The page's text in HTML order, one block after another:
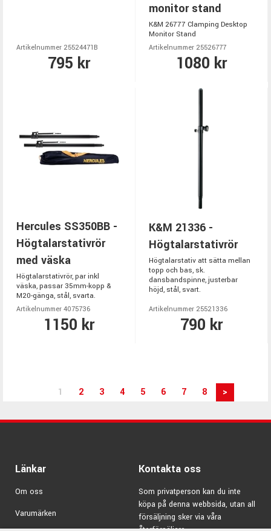
Artikelnummer 25524471B
795 kr
monitor stand
K&M 26777 Clamping Desktop
Monitor Stand
Artikelnummer 25526777
1080 kr
Hercules SS350BB -
Högtalarstativrör
med väska
Högtalarstativrör, par inkl
väska, passar 35mm-kopp &
M20-gänga, stål, svarta.
Artikelnummer 4075736
1150 kr
K&M 21336 -
Högtalarstativrör
Högtalarstativ att sätta mellan
topp och bas, sk.
dansbandspinne, justerbar
höjd, stål, svart.
Artikelnummer 25521336
790 kr
1 2 3 4 5 6 7 8 >
Länkar
Om oss
Varumärken
Kontakta oss
Som privatperson kan du inte
köpa på denna webbsida, utan all
försäljning sker via våra